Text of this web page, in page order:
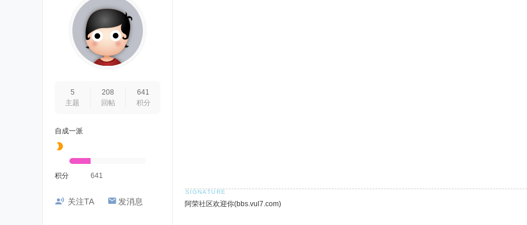
5
主题
208
回帖
641
积分
自成一派
积分 641
关注TA 发消息 阿荣社区欢迎你(bbs.vul7.com)